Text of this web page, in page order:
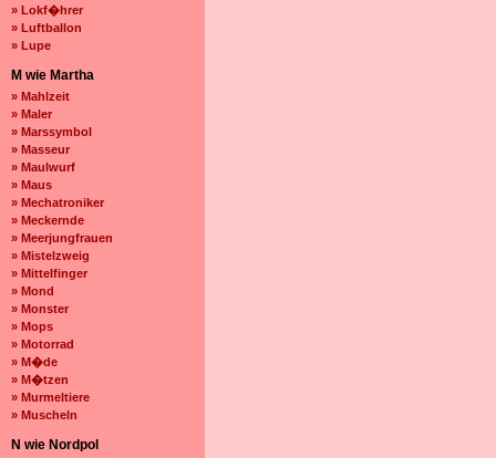
» Lokf�hrer
» Luftballon
» Lupe
M wie Martha
» Mahlzeit
» Maler
» Marssymbol
» Masseur
» Maulwurf
» Maus
» Mechatroniker
» Meckernde
» Meerjungfrauen
» Mistelzweig
» Mittelfinger
» Mond
» Monster
» Mops
» Motorrad
» M�de
» M�tzen
» Murmeltiere
» Muscheln
N wie Nordpol